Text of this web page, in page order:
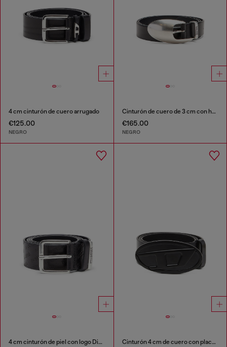
4 cm cinturón de cuero arrugado
€125.00
NEGRO
Cinturón de cuero de 3 cm con hebilla escultórica
€165.00
NEGRO
4 cm cinturón de piel con logo Diesel all-over repujado Cinturón 4 cm de cuero con placa Oval D